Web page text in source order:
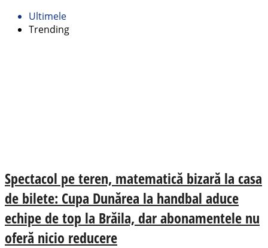
Ultimele
Trending
Spectacol pe teren, matematică bizară la casa
de bilete: Cupa Dunărea la handbal aduce
echipe de top la Brăila, dar abonamentele nu
oferă nicio reducere